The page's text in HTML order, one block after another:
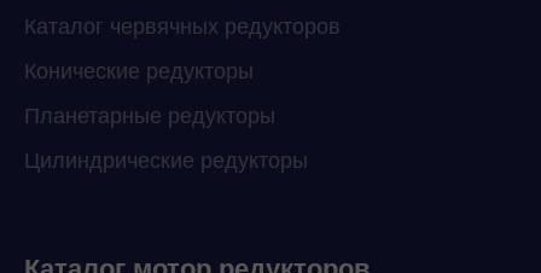
Каталог червячных редукторов
Конические редукторы
Планетарные редукторы
Цилиндрические редукторы